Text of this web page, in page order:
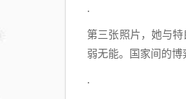
.
第三张照片，她与
弱无能。国家间的博
.